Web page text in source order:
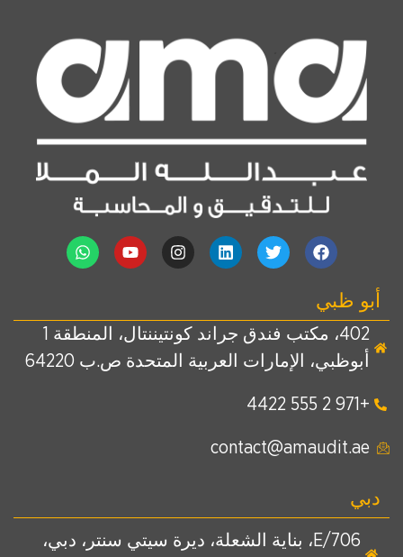
أبو ظبي
402، مكتب فندق جراند كونتيننتال، المنطقة 1
أبوظبي، الإمارات العربية المتحدة ص.ب 64220
+971 2 555 4422
contact@amaudit.ae
دبي
E/706، بناية الشعلة، ديرة سيتي سنتر، دبي،